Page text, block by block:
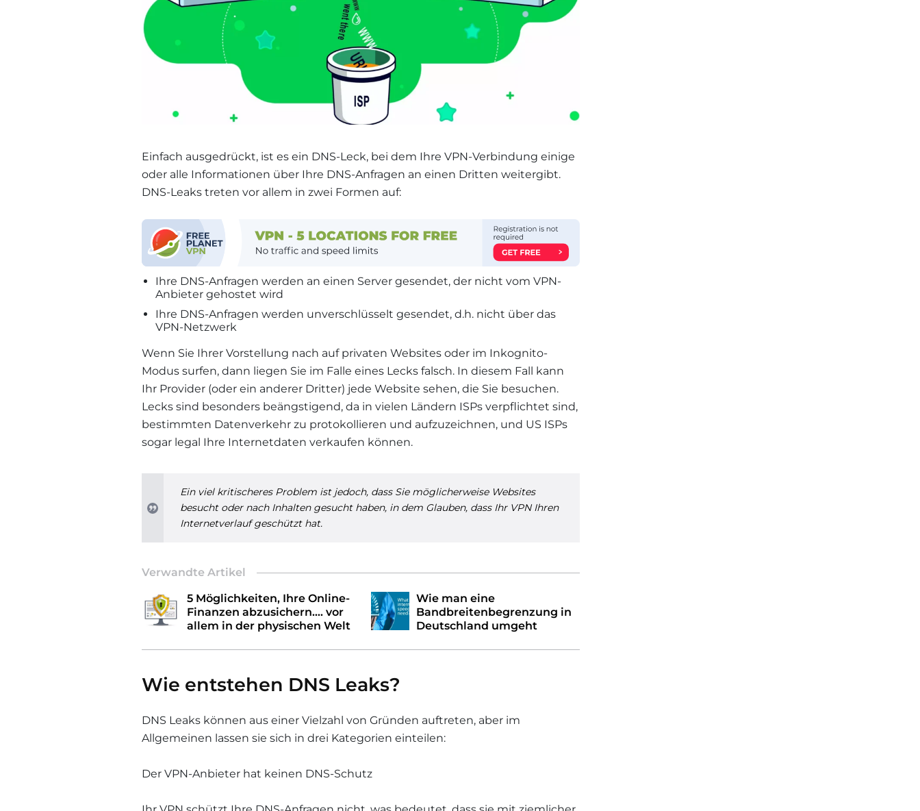
Einfach ausgedrückt, ist es ein DNS-Leck, bei dem Ihre VPN-Verbindung einige
oder alle Informationen über Ihre DNS-Anfragen an einen Dritten weitergibt.
DNS-Leaks treten vor allem in zwei Formen auf:
Ihre DNS-Anfragen werden an einen Server gesendet, der nicht vom VPN-
Anbieter gehostet wird
Ihre DNS-Anfragen werden unverschlüsselt gesendet, d.h. nicht über das
VPN-Netzwerk
Wenn Sie Ihrer Vorstellung nach auf privaten Websites oder im Inkognito-
Modus surfen, dann liegen Sie im Falle eines Lecks falsch. In diesem Fall kann
Ihr Provider (oder ein anderer Dritter) jede Website sehen, die Sie besuchen.
Lecks sind besonders beängstigend, da in vielen Ländern ISPs verpflichtet sind,
bestimmten Datenverkehr zu protokollieren und aufzuzeichnen, und US ISPs
sogar legal Ihre Internetdaten verkaufen können.
Ein viel kritischeres Problem ist jedoch, dass Sie möglicherweise Websites
besucht oder nach Inhalten gesucht haben, in dem Glauben, dass Ihr VPN Ihren
Internetverlauf geschützt hat.
Verwandte Artikel
5 Möglichkeiten, Ihre Online-
Finanzen abzusichern.... vor
allem in der physischen Welt
Wie man eine
Bandbreitenbegrenzung in
Deutschland umgeht
Wie entstehen DNS Leaks?
DNS Leaks können aus einer Vielzahl von Gründen auftreten, aber im
Allgemeinen lassen sie sich in drei Kategorien einteilen:
Der VPN-Anbieter hat keinen DNS-Schutz